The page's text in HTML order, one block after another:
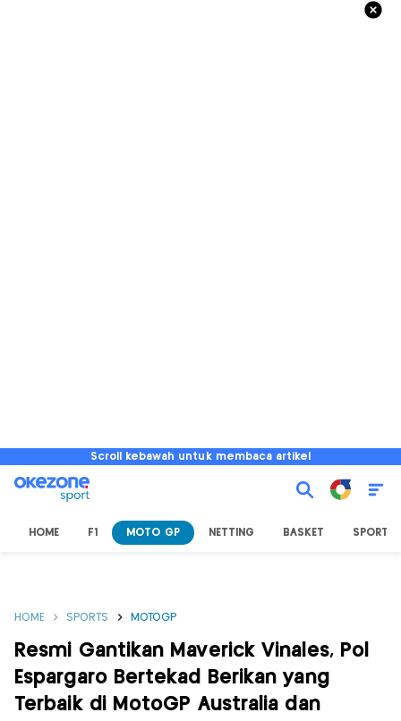
Scroll kebawah untuk membaca artikel
HOME F1 MOTO GP NETTING BASKET SPORT
HOME SPORTS MOTOGP
Resmi Gantikan Maverick Vinales, Pol
Espargaro Bertekad Berikan yang
Terbaik di MotoGP Australia dan